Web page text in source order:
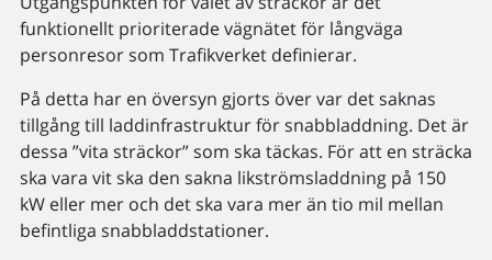
funktionellt prioriterade vägnätet för långväga
personresor som Trafikverket definierar.
På detta har en översyn gjorts över var det saknas
tillgång till laddinfrastruktur för snabbladdning. Det är
dessa ”vita sträckor” som ska täckas. För att en sträcka
ska vara vit ska den sakna likströmsladdning på 150
kW eller mer och det ska vara mer än tio mil mellan
befintliga snabbladdstationer.